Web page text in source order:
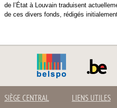
de l’État à Louvain traduisent
de ces divers fonds, rédigés
SIÈGE CENTRAL LIENS UTILES